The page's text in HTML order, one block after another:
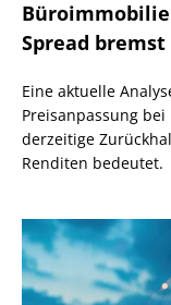
Spread
Eine aktuelle
Preisanpassung
derzeitige
Renditen bedeutet.